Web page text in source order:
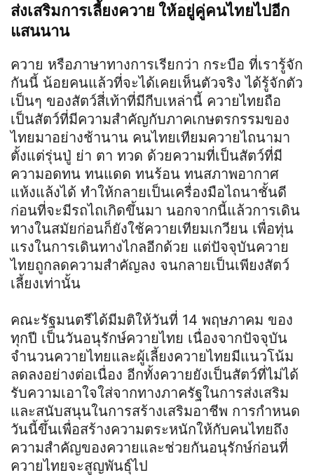
ส่งเสริมการเลี้ยงควาย ให้อยู่คู่คนไทยไปอีก
แสนนาน
ควาย หรือภาษาทางการเรียกว่า กระบือ ที่เรารู้จัก
กันนี้ น้อยคนแล้วที่จะได้เคยเห็นตัวจริง ได้รู้จักตัว
เป็นๆ ของสัตว์สี่เท้าที่มีกีบเหล่านี้ ควายไทยถือ
เป็นสัตว์ที่มีความสำคัญกับภาคเกษตรกรรมของ
ไทยมาอย่างช้านาน คนไทยเทียมควายไถนามา
ตั้งแต่รุ่นปู่ ย่า ตา ทวด ด้วยความที่เป็นสัตว์ที่มี
ความอดทน ทนแดด ทนร้อน ทนสภาพอากาศ
แห้งแล้งได้ ทำให้กลายเป็นเครื่องมือไถนาชั้นดี
ก่อนที่จะมีรถไถเกิดขึ้นมา นอกจากนี้แล้วการเดิน
ทางในสมัยก่อนก็ยังใช้ควายเทียมเกวียน เพื่อทุ่น
แรงในการเดินทางไกลอีกด้วย แต่ปัจจุบันควาย
ไทยถูกลดความสำคัญลง จนกลายเป็นเพียงสัตว์
เลี้ยงเท่านั้น
คณะรัฐมนตรีได้มีมติให้วันที่ 14 พฤษภาคม ของ
ทุกปี เป็นวันอนุรักษ์ควายไทย เนื่องจากปัจจุบัน
จำนวนควายไทยและผู้เลี้ยงควายไทยมีแนวโน้ม
ลดลงอย่างต่อเนื่อง อีกทั้งควายยังเป็นสัตว์ที่ไม่ได้
รับความเอาใจใส่จากทางภาครัฐในการส่งเสริม
และสนับสนุนในการสร้างเสริมอาชีพ การกำหนด
วันนี้ขึ้นเพื่อสร้างความตระหนักให้กับคนไทยถึง
ความสำคัญของควายและช่วยกันอนุรักษ์ก่อนที่
ควายไทยจะสูญพันธุ์ไป